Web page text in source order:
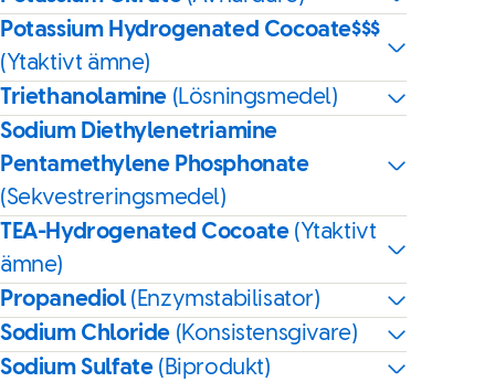
Potassium Hydrogenated Cocoate$$$
(Ytaktivt ämne)
Triethanolamine (Lösningsmedel)
Sodium Diethylenetriamine
Pentamethylene Phosphonate
(Sekvestreringsmedel)
TEA-Hydrogenated Cocoate (Ytaktivt
ämne)
Propanediol(Enzymstabilisator)
Sodium Chloride (Konsistensgivare)
Sodium Sulfate (Biprodukt)